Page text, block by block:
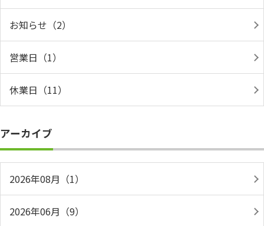
お知らせ（2）
営業日（1）
休業日（11）
アーカイブ
2026年08月（1）
2026年06月（9）